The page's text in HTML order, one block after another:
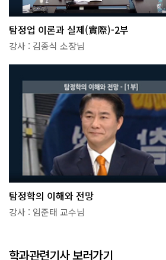
탐정업 이론과 실제(實際)-2부
강사 : 김종식 소장님
탐정학의 이해와 전망
강사 : 임준태 교수님
학과관련기사 보러가기